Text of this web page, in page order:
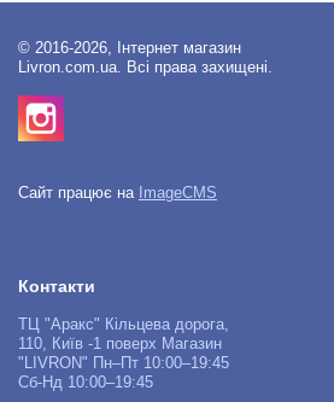
© 2016-2026, Інтернет магазин
Livron.com.ua. Всі права захищені.
Сайт працює на ImageCMS
Контакти
ТЦ "Аракс" Кільцева дорога,
110, Київ -1 поверх Магазин
"LIVRON" Пн–Пт 10:00–19:45
Сб-Нд 10:00–19:45